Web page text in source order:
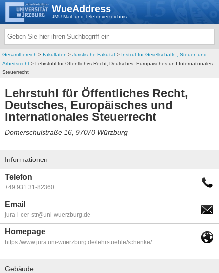
WueAddress
JMU Mail- und Telefonverzeichnis
Gesamtbereich > Fakultäten > Juristische Fakultät > Institut für Gesellschafts-, Steuer- und
Arbeitsrecht > Lehrstuhl für Öffentliches Recht, Deutsches, Europäisches und Internationales
Steuerrecht
Lehrstuhl für Öffentliches Recht,
Deutsches, Europäisches und
Internationales Steuerrecht
Domerschulstraße 16, 97070 Würzburg
Informationen
Telefon
+49 931 31-82360
Email
jura-l-oer-str@uni-wuerzburg.de
Homepage
https://www.jura.uni-wuerzburg.de/lehrstuehle/schenke/
Gebäude